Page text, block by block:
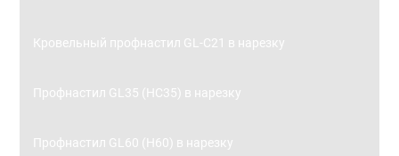
Кровельный профнастил GL-С21 в нарезку
Профнастил GL35 (НС35) в нарезку
Профнастил GL60 (Н60) в нарезку